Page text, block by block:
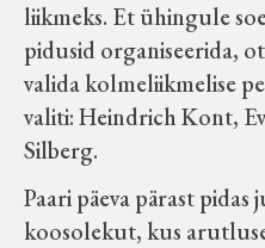
Koduleht on teoks
Muuseumisõprade
Omaalgatuse
liikmeks. Et ühingule
pidusid organiseerida,
valida kolmeliikmelise
valiti: Heindrich Kont,
Silberg.
Paari päeva pärast
koosolekut, kus